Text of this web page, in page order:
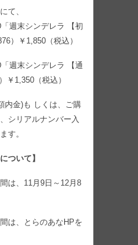
て、
週末シンデレラ 【初
）￥1,850（税込）
週末シンデレラ 【通
￥1,350（税込）
内金)も しくは、ご購
シリアルナンバー入
す。
ついて】
は、11月9日～12月8
は、とらのあなHPを